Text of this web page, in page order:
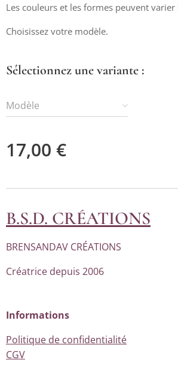
Collier Pendentif Quartz Fumé
Les couleurs et les formes peuvent varier
Choisissez votre modèle.
Sélectionnez une variante :
Modèle
17,00 €
B.S.D. CRÉATIONS
BRENSANDAV CRÉATIONS
Créatrice depuis 2006
Informations
Politique de confidentialité
CGV